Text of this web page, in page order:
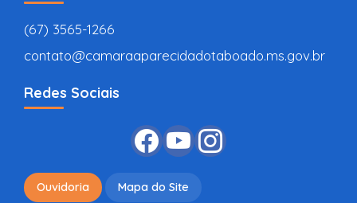
(67) 3565-1266
contato@camaraaparecidadotaboado.ms.gov.br
Redes Sociais
Ouvidoria Mapa do Site